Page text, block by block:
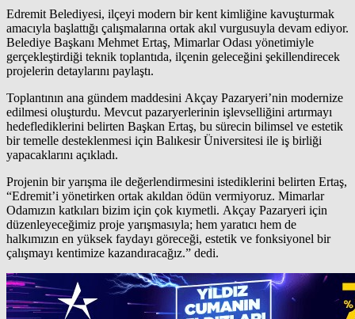
Edremit Belediyesi, ilçeyi modern bir kent kimliğine kavuşturmak
amacıyla başlattığı çalışmalarına ortak akıl vurgusuyla devam ediyor.
Belediye Başkanı Mehmet Ertaş, Mimarlar Odası yönetimiyle
gerçekleştirdiği teknik toplantıda, ilçenin geleceğini şekillendirecek
projelerin detaylarını paylaştı.
Toplantının ana gündem maddesini Akçay Pazaryeri’nin modernize
edilmesi oluşturdu. Mevcut pazaryerlerinin işlevselliğini artırmayı
hedeflediklerini belirten Başkan Ertaş, bu sürecin bilimsel ve estetik
bir temelle desteklenmesi için Balıkesir Üniversitesi ile iş birliği
yapacaklarını açıkladı.
Projenin bir yarışma ile değerlendirmesini istediklerini belirten Ertaş,
“Edremit’i yönetirken ortak akıldan ödün vermiyoruz. Mimarlar
Odamızın katkıları bizim için çok kıymetli. Akçay Pazaryeri için
düzenleyeceğimiz proje yarışmasıyla; hem yaratıcı hem de
halkımızın en yüksek faydayı göreceği, estetik ve fonksiyonel bir
çalışmayı kentimize kazandıracağız.” dedi.